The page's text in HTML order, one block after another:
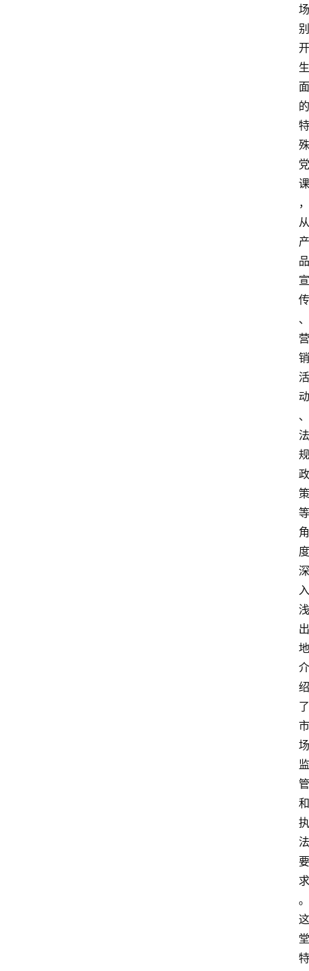
场
别
开
生
面
的
特
殊
党
课
，
从
产
品
宣
传
、
营
销
活
动
、
法
规
政
策
等
角
度
深
入
浅
出
地
介
绍
了
市
场
监
管
和
执
法
要
求
。
这
堂
特